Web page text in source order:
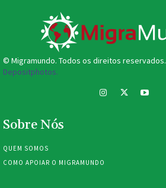
© Migramundo. Todos os direitos reservados.
Depositphotos.
Sobre Nós
QUEM SOMOS
COMO APOIAR O MIGRAMUNDO